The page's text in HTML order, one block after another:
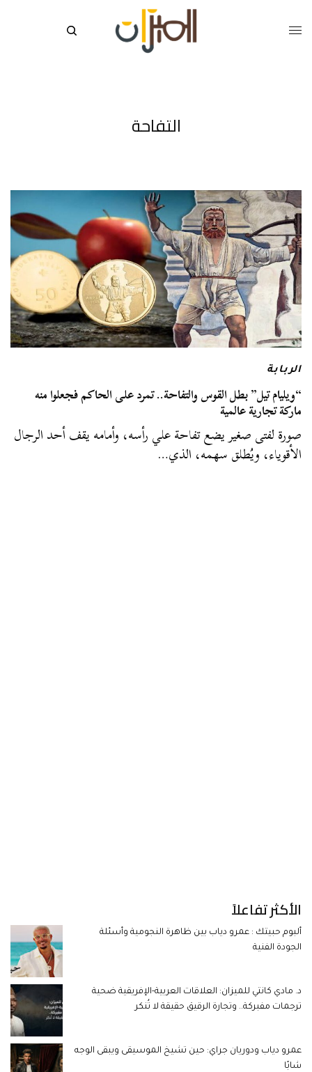
التفاحة
الربابة
“ويليام تيل” بطل القوس والتفاحة.. تمرد على الحاكم فجعلوا منه
ماركة تجارية عالمية
صورة لفتى صغير يضع تفاحة علي رأسه، وأمامه يقف أحد الرجال
الأقوياء، ويُطلق سهمه، الذي…
الأكثر تفاعلاً
ألبوم حبيتك : عمرو دياب بين ظاهرة النجومية وأسئلة
الجودة الفنية
د. مادي كانتي للميزان: العلاقات العربية-الإفريقية ضحية
ترجمات مفبركة.. وتجارة الرقيق حقيقة لا تُنكر
عمرو دياب ودوريان جراي: حين تشيخ الموسيقى ويبقى الوجه
شابًا